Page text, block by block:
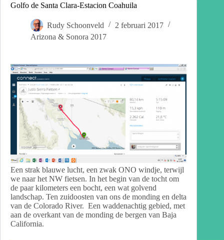
Golfo de Santa Clara-Estacion Coahuila
Rudy Schoonveld
2 februari 2017
Arizona & Sonora 2017
Een strak blauwe lucht, een zwak ONO windje, terwijl
we naar het NW fietsen. In het begin van de tocht om
de paar kilometers een bocht, een wat golvend
landschap. Ten zuidoosten van ons de monding en delta
van de Colorado River. Een waddenachtig gebied, met
aan de overkant van de monding de bergen van Baja
California.